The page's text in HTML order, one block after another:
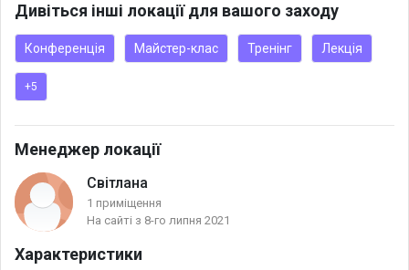
- вентиляція
- запас води
- пожежна безпека
- охорона
Це сучасний, комфортний і безпечний зал. У нас є все для
ідеального проведення вашого заходу – самий центр міста,
перший поверх, окремий вхід, суперсучасний ремонт, нова
техніка.
Дивіться інші локації для вашого заходу
Конференція Майстер-клас Тренінг Лекція
+5
Менеджер локації
Світлана
1 приміщення
На сайті з 8-го липня 2021
Характеристики